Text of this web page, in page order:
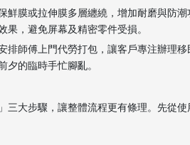
膜或拉伸膜多層纏繞，增加耐磨與防
，避免屏幕及精密零件受損。
師傅上門代勞打包，讓客戶專注辦理
的臨時手忙腳亂。
大步驟，讓整體流程更有條理。先從